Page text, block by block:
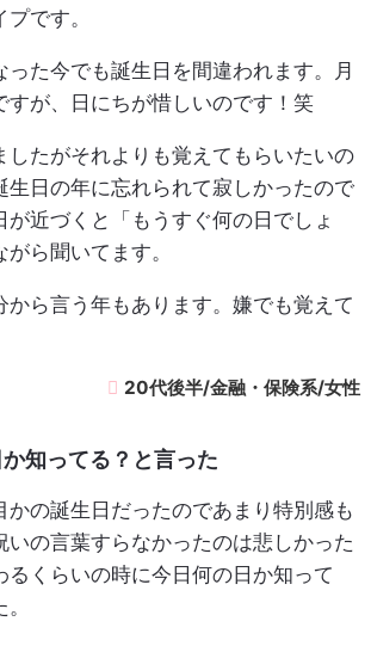
です。
った今でも誕生日を間違われます。月
すが、日にちが惜しいのです！笑
したがそれよりも覚えてもらいたいの
生日の年に忘れられて寂しかったので
が近づくと「もうすぐ何の日でしょ
ら聞いてます。
から言う年もあります。嫌でも覚えて
20代後半/金融・保険系/女性
知ってる？と言った
かの誕生日だったのであまり特別感も
いの言葉すらなかったのは悲しかった
るくらいの時に今日何の日か知って